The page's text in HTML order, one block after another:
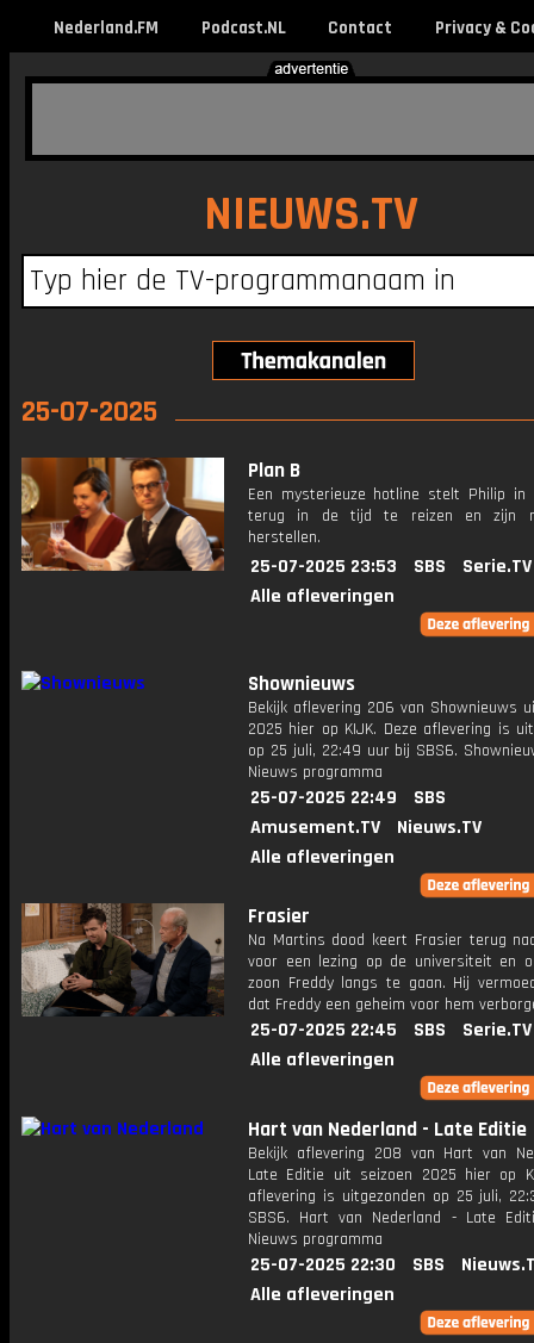
Nederland.FM Podcast.NL Contact Privacy &
NIEUWS.TV
25-07-2025
Plan B
Een mysterieuze hotline stelt Philip
terug in de tijd te reizen en zijn
herstellen.
25-07-2025 23:53 SBS
Serie.TV
Alle afleveringen
Shownieuws
Bekijk aflevering 206 van Shownieuws
2025 hier op KIJK. Deze aflevering is
op 25 juli, 22:49 uur bij SBS6.
Nieuws programma
25-07-2025 22:49
SBS
Amusement.TV
Nieuws.TV
Alle afleveringen
Frasier
Na Martins dood keert Frasier terug
voor een lezing op de universiteit en
zoon Freddy langs te gaan. Hij
dat Freddy een geheim voor hem
25-07-2025 22:45 SBS
Serie.TV
Alle afleveringen
Hart van Nederland - Late Editie
Bekijk aflevering 208 van Hart van
Late Editie uit seizoen 2025 hier op
aflevering is uitgezonden op 25 juli,
SBS6. Hart van Nederland - Late
Nieuws programma
25-07-2025 22:30 SBS
Alle afleveringen